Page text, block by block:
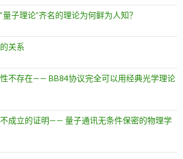
子理论”齐名的理论为何鲜为人知？
关系
不存在—— BB84协议完全可以用经典光学理论
成立的证明—— 量子通讯无条件保密的物理学